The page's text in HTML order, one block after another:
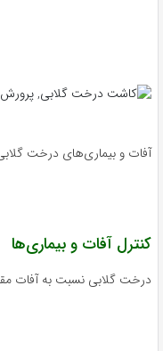
آفات و بیماری‌های درخت
کنترل آفات و بیماری‌ها
درخت گلابی نسبت به آفات